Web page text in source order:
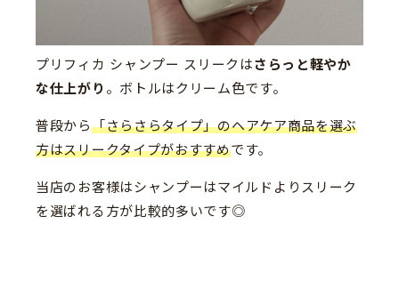
プリフィカ シャンプー スリークはさらっと軽やか
な仕上がり 。ボトルはクリーム色です。
普段から「さらさらタイプ」のヘアケア商品を選ぶ
方はスリークタイプがおすすめです。
当店のお客様はシャンプーはマイルドよりスリーク
を選ばれる方が比較的多いです◎